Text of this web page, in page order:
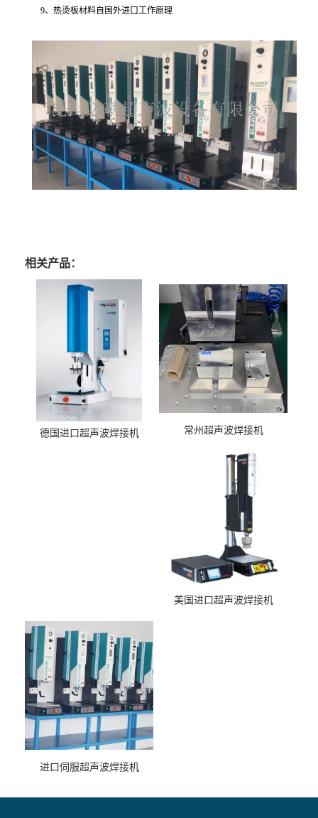
9、热烫板材料自国外进口工作原理
相关产品：
德国进口超声波焊接机 常州超声波焊接机
美国进口超声波焊接机
进口伺服超声波焊接机